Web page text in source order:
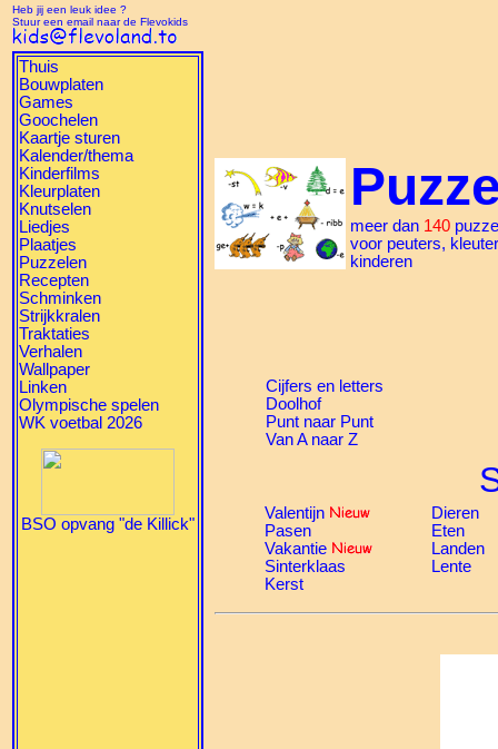
Heb jij een leuk idee ?
Stuur een email naar de Flevokids
Thuis
Bouwplaten
Games
Goochelen
Kaartje sturen
Kalender/thema
Kinderfilms
Kleurplaten
Knutselen
Liedjes
Plaatjes
Puzzelen
Recepten
Schminken
Strijkkralen
Traktaties
Verhalen
Wallpaper
Linken
Olympische spelen
WK voetbal 2026
BSO opvang "de Killick"
meer dan 140
voor peuters,
kinderen
Cijfers en letters
Doolhof
Punt naar Punt
Van A naar Z
Valentijn
Pasen
Vakantie
Sinterklaas
Kerst
Dieren
Eten
Landen
Lente